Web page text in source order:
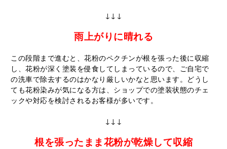
↓↓↓
雨上がりに晴れる
この段階まで進むと、花粉のペクチンが根を張った後に収縮
し、花粉が深く塗装を侵食してしまっているので、ご自宅で
の洗車で除去するのはかなり厳しいかなと思います。どうし
ても花粉染みが気になる方は、ショップでの塗装状態のチェ
ックや対応を検討されるお客様が多いです。
↓↓↓
根を張ったまま花粉が乾燥して収縮